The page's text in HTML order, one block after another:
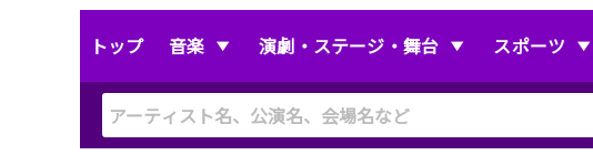
トップ 音楽 演劇・ステージ・舞台 スポーツ